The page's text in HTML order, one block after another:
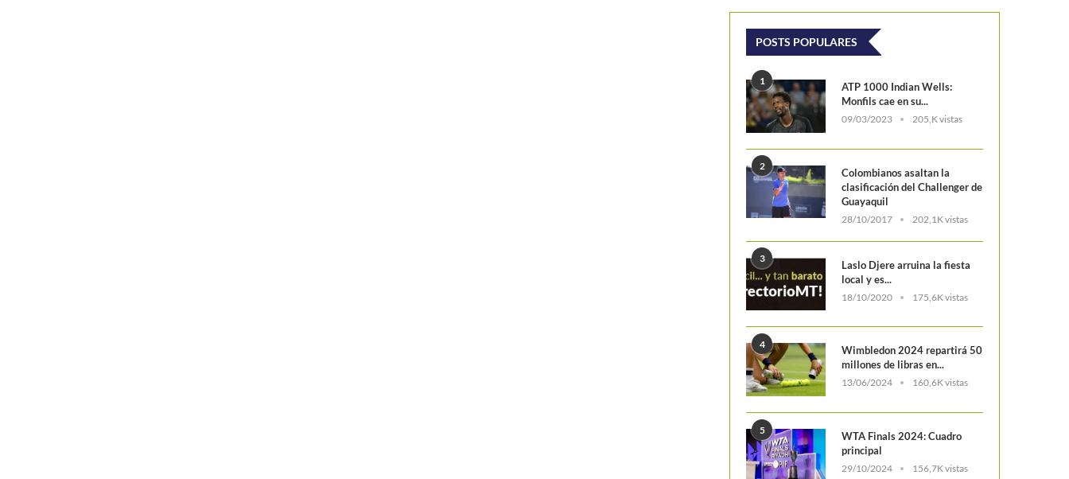
POSTS POPULARES
1
ATP 1000 Indian Wells:
Monfils cae en su...
09/03/2023 205,K vistas
2
Colombianos asaltan la
clasificación del Challenger de
Guayaquil
28/10/2017 202,1K vistas
3
Laslo Djere arruina la fiesta
local y es...
18/10/2020 175,6K vistas
4
Wimbledon 2024 repartirá 50
millones de libras en...
13/06/2024 160,6K vistas
5
WTA Finals 2024: Cuadro
principal
29/10/2024 156,7K vistas